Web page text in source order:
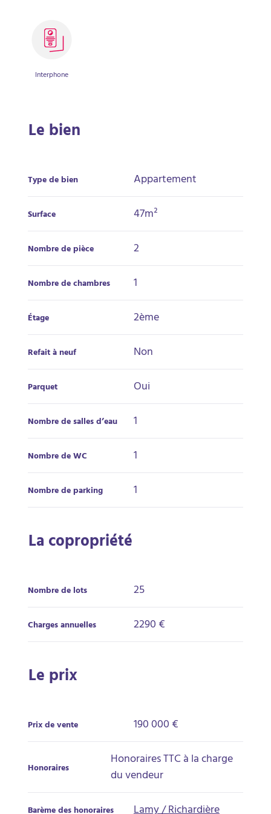
Interphone
Le bien
Type de bien Appartement
Surface 47m²
Nombre de pièce 2
Nombre de chambres 1
Étage 2ème
Refait à neuf Non
Parquet Oui
Nombre de salles d’eau 1
Nombre de WC 1
Nombre de parking 1
La copropriété
Nombre de lots 25
Charges annuelles 2290 €
Le prix
Prix de vente 190 000 €
Honoraires Honoraires TTC à la charge
du vendeur